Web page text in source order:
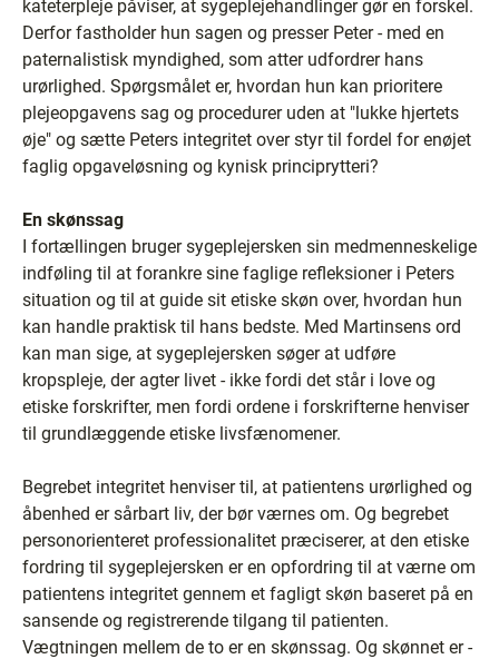
kateterpleje påviser, at sygeplejehandlinger gør en forskel.
Derfor fastholder hun sagen og presser Peter - med en
paternalistisk myndighed, som atter udfordrer hans
urørlighed. Spørgsmålet er, hvordan hun kan prioritere
plejeopgavens sag og procedurer uden at "lukke hjertets
øje" og sætte Peters integritet over styr til fordel for enøjet
faglig opgaveløsning og kynisk principrytteri?
En skønssag
I fortællingen bruger sygeplejersken sin medmenneskelige
indføling til at forankre sine faglige refleksioner i Peters
situation og til at guide sit etiske skøn over, hvordan hun
kan handle praktisk til hans bedste. Med Martinsens ord
kan man sige, at sygeplejersken søger at udføre
kropspleje, der agter livet - ikke fordi det står i love og
etiske forskrifter, men fordi ordene i forskrifterne henviser
til grundlæggende etiske livsfænomener.
Begrebet integritet henviser til, at patientens urørlighed og
åbenhed er sårbart liv, der bør værnes om. Og begrebet
personorienteret professionalitet præciserer, at den etiske
fordring til sygeplejersken er en opfordring til at værne om
patientens integritet gennem et fagligt skøn baseret på en
sansende og registrerende tilgang til patienten.
Vægtningen mellem de to er en skønssag. Og skønnet er -